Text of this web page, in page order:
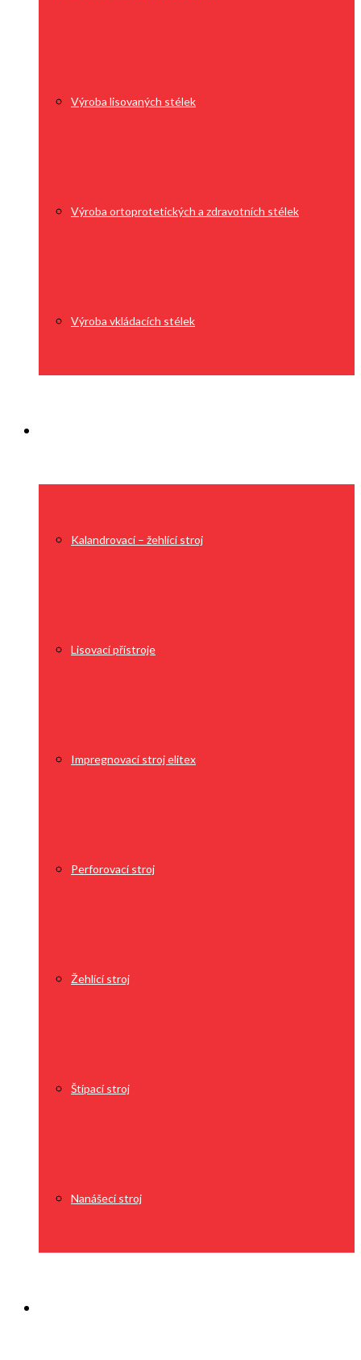
Výroba lisovaných stélek
Výroba ortoprotetických a zdravotních stélek
Výroba vkládacích stélek
Kalandrovací – žehlící stroj
Lisovací přístroje
Impregnovací stroj elitex
Perforovací stroj
Žehlící stroj
Štípací stroj
Nanášecí stroj